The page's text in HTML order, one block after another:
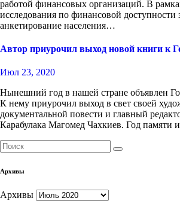
работой финансовых организаций. В
исследования по финансовой доступности
анкетирование населения…
Автор приурочил выход новой книги к
Июл 23, 2020
Нынешний год в нашей стране объявлен
К нему приурочил выход в свет своей
документальной повести и главный
Карабулака Магомед Чахкиев. Год памяти
Архивы
Архивы